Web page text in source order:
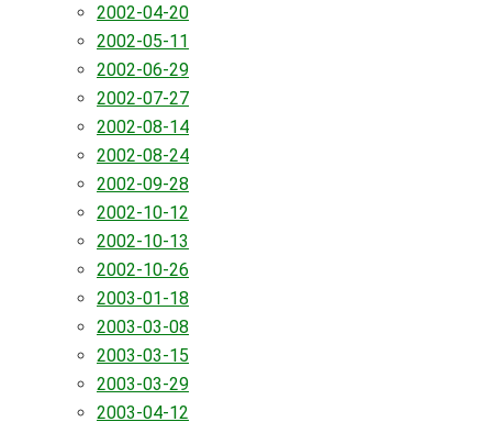
2002-04-20
2002-05-11
2002-06-29
2002-07-27
2002-08-14
2002-08-24
2002-09-28
2002-10-12
2002-10-13
2002-10-26
2003-01-18
2003-03-08
2003-03-15
2003-03-29
2003-04-12